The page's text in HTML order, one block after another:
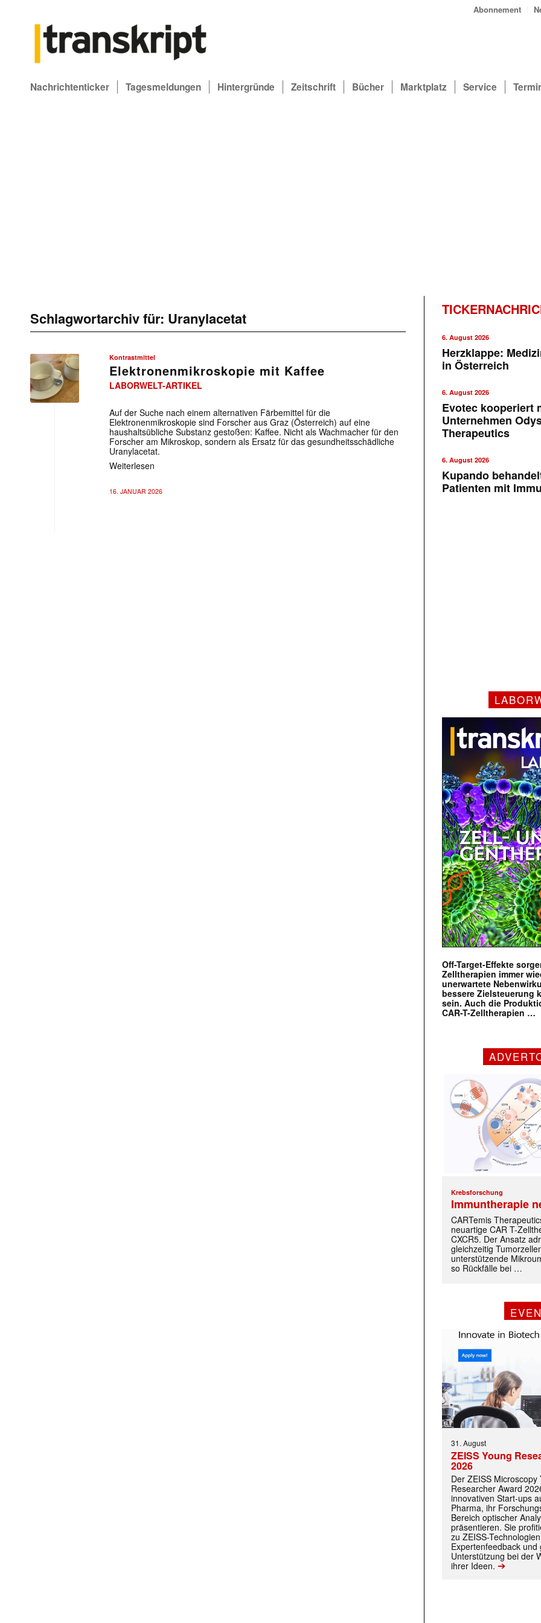
Abonnement
Nachrichtenticker Tagesmeldungen Hintergründe Zeitschrift Bücher Marktplatz Service
Schlagwortarchiv für: Uranylacetat
Kontrastmittel
Elektronenmikroskopie mit Kaffee
LABORWELT-ARTIKEL
Auf der Suche nach einem alternativen Färbemittel für die
Elektronenmikroskopie sind Forscher aus Graz (Österreich) auf eine
haushaltsübliche Substanz gestoßen: Kaffee. Nicht als Wachmacher für den
Forscher am Mikroskop, sondern als Ersatz für das gesundheitsschädliche
Uranylacetat.
Weiterlesen
16. JANUAR 2026
6. August 2026
Herzklappe:
in Österreich
6. August 2026
Evotec kooperiert
Unternehmen
Therapeutics
6. August 2026
Kupando
Patienten mit
Off-Target-Effekte
Zelltherapien immer
unerwartete
bessere Zielsteuerung
sein. Auch die
CAR-T-Zelltherapien …
Krebsforschung
Immuntherapie
CARTemis
neuartige CAR T-
CXCR5. Der Ansatz
gleichzeitig
unterstützende
so Rückfälle bei …
31. August
ZEISS Young
2026
Der ZEISS Microscopy
Researcher Award
innovativen Start-ups
Pharma, ihr
Bereich optischer
präsentieren. Sie
zu ZEISS-
Expertenfeedback und
Unterstützung bei der
ihrer Ideen. ➔